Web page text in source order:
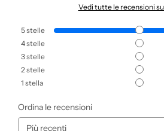
Vedi tutte le recensioni
5stelle
4stelle
3stelle
2 stelle
1 stella
Ordina le recensioni